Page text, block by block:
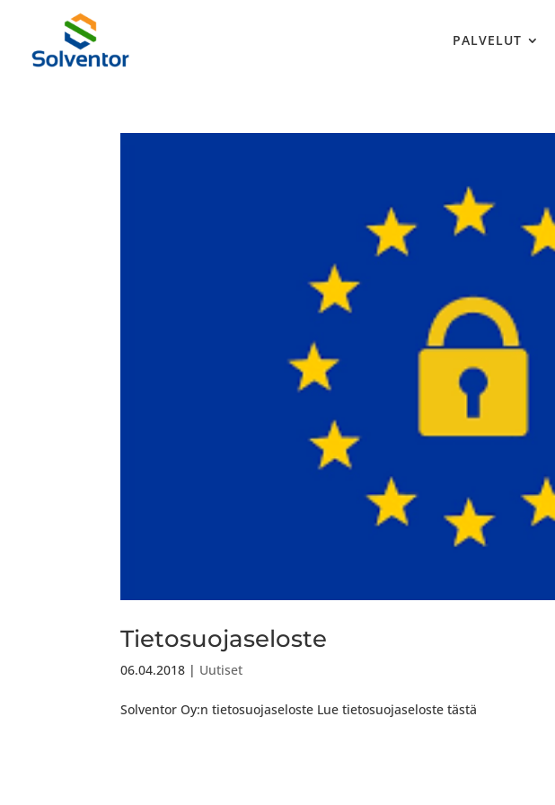
PALVELUT
Tietosuojaseloste
06.04.2018 | Uutiset
Solventor Oy:n tietosuojaseloste Lue tietosuojaseloste tästä